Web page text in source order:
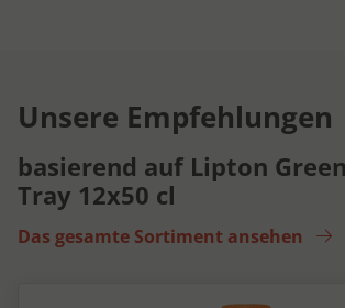
Unsere Empfehlungen
basierend auf Lipton
Tray 12x50 cl
Das gesamte Sortiment ansehen